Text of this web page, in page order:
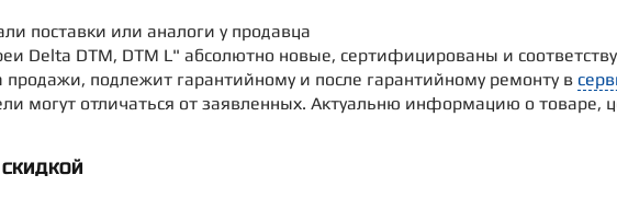
поставки или аналоги у продавца
Delta DTM, DTM L" абсолютно новые, сертифицированы и
продажи, подлежит гарантийному и после гарантийному ремонту в
могут отличаться от заявленных. Актуальню информацию о товаре,